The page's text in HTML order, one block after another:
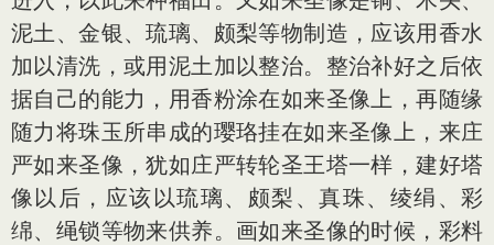
泥土、金银、琉璃、颇梨等物制造，应该用香水
加以清洗，或用泥土加以整治。整治补好之后依
据自己的能力，用香粉涂在如来圣像上，再随缘
随力将珠玉所串成的璎珞挂在如来圣像上，来庄
严如来圣像，犹如庄严转轮圣王塔一样，建好塔
像以后，应该以琉璃、颇梨、真珠、绫绢、彩
绵、绳锁等物来供养。画如来圣像的时候，彩料